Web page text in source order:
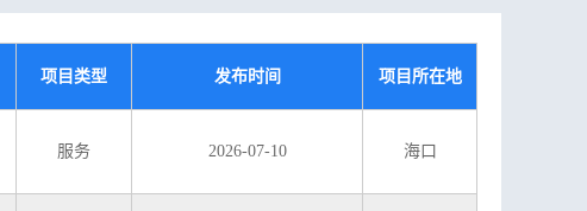
项目类型 发布时间 项目所在地
服务 2026-07-10 海口